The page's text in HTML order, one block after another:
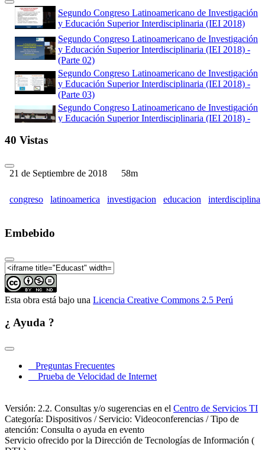
Segundo Congreso Latinoamericano de Investigación
y Educación Superior Interdisciplinaria (IEI 2018)
Segundo Congreso Latinoamericano de Investigación
y Educación Superior Interdisciplinaria (IEI 2018) -
(Parte 02)
Segundo Congreso Latinoamericano de Investigación
y Educación Superior Interdisciplinaria (IEI 2018) -
(Parte 03)
Segundo Congreso Latinoamericano de Investigación
y Educación Superior Interdisciplinaria (IEI 2018) -
40 Vistas
21 de Septiembre de 2018 58m
congreso latinoamerica investigacion educacion interdisciplina
Embebido
Esta obra está bajo una Licencia Creative Commons 2.5 Perú
¿ Ayuda ?
Preguntas Frecuentes
Prueba de Velocidad de Internet
Versión: 2.2. Consultas y/o sugerencias en el Centro de Servicios TI
Categoría: Dispositivos / Servicio: Videoconferencias / Tipo de
atención: Consulta o ayuda en evento
Servicio ofrecido por la Dirección de Tecnologías de Información (